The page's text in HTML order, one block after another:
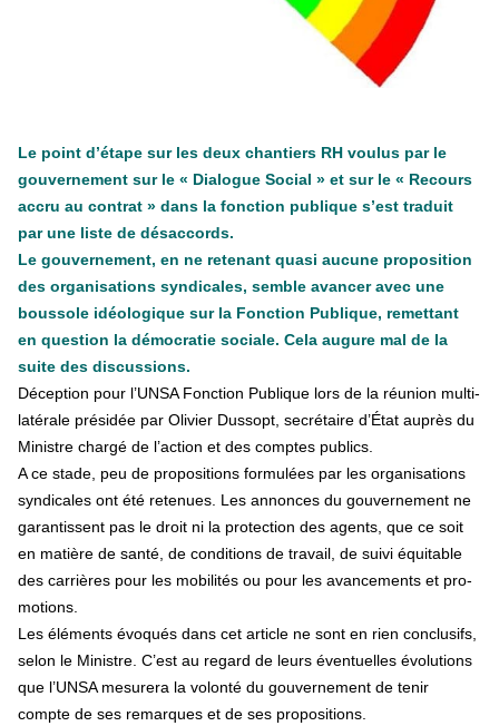
Le point d’étape sur les deux chantiers RH voulus par le
gouvernement sur le « Dialogue Social » et sur le « Recours
accru au contrat » dans la fonction publique s’est traduit
par une liste de désaccords.
Le gouvernement, en ne retenant quasi aucune proposition
des organisations syndicales, semble avancer avec une
boussole idéologique sur la Fonction Publique, remettant
en question la démocratie sociale. Cela augure mal de la
suite des discussions.
Déception pour l’UNSA Fonction Publique lors de la réu­nion mul­ti­
la­té­rale pré­si­dée par Olivier Dussopt, secré­taire d’État auprès du
Ministre chargé de l’action et des comp­tes publics.
A ce stade, peu de pro­po­si­tions for­mu­lées par les orga­ni­sa­tions
syn­di­ca­les ont été rete­nues. Les annon­ces du gou­ver­ne­ment ne
garan­tis­sent pas le droit ni la pro­tec­tion des agents, que ce soit
en matière de santé, de condi­tions de tra­vail, de suivi équitable
des car­riè­res pour les mobi­li­tés ou pour les avan­ce­ments et pro­
mo­tions.
Les éléments évoqués dans cet arti­cle ne sont en rien conclu­sifs,
selon le Ministre. C’est au regard de leurs éventuelles évolutions
que l’UNSA mesu­rera la volonté du gou­ver­ne­ment de tenir
compte de ses remar­ques et de ses pro­po­si­tions.